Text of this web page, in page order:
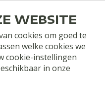
WEBSITE
cookies om goed te
welke cookies we
cookie-instellingen
in onze